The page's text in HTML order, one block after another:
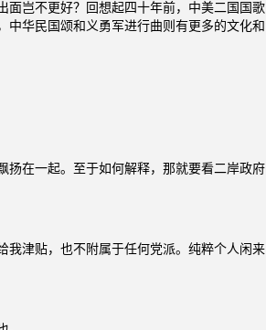
面岂不更好？回想起四十年前，中美二国国歌
华民国颂和义勇军进行曲则有更多的文化和
扬在一起。至于如何解释，那就要看二岸政府
我津贴，也不附属于任何党派。纯粹个人闲来